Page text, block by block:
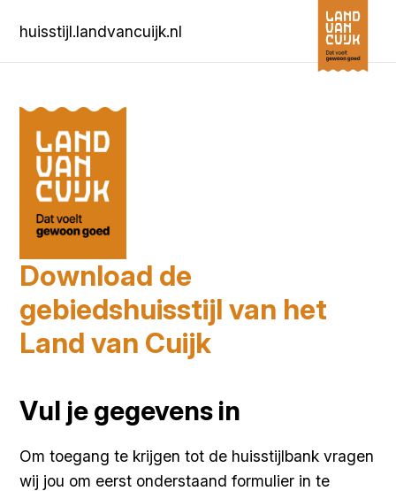
huisstijl.landvancuijk.nl
Download de
gebiedshuisstijl van het
Land van Cuijk
Vul je gegevens in
Om toegang te krijgen tot de huisstijlbank vragen
wij jou om eerst onderstaand formulier in te